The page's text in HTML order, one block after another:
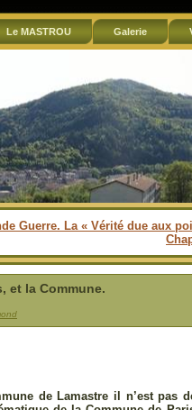
Le MASTROU Galerie
Guerre. La « Vérité due aux
et la Commune.
de Lamastre il n’est